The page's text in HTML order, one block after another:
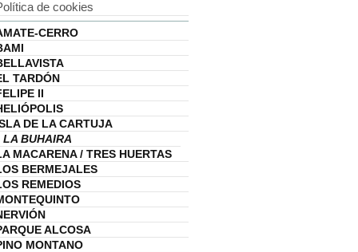
de cookies
CERRO
TARDÓN
II
DE LA CARTUJA
LA BUHAIRA
MACARENA / TRES HUERTAS
BERMEJALES
REMEDIOS
ALCOSA
MONTANO